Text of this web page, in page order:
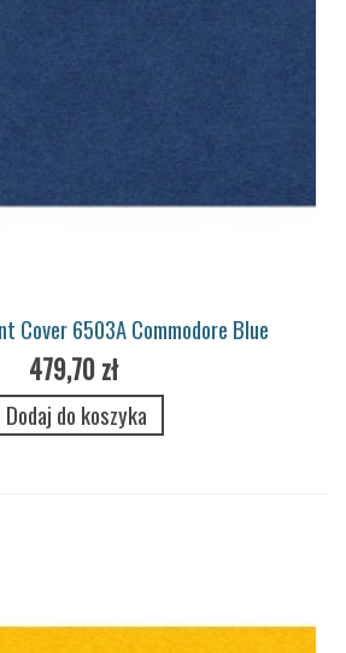
Cover 6503A Commodore Blue
479,70 zł
Dodaj do koszyka